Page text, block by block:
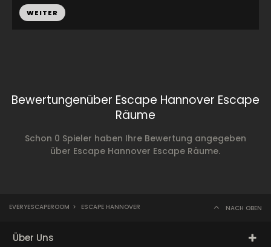
WEITER
Bewertungenüber Escape Hannover Escape
Räume
Schon 0 Spieler haben Ihre Bewertung angegeben
über Escape Hannover Escape Räume.
EVERYESCAPEROOM > ESCAPE HANNOVER NACH OBEN
Über Uns